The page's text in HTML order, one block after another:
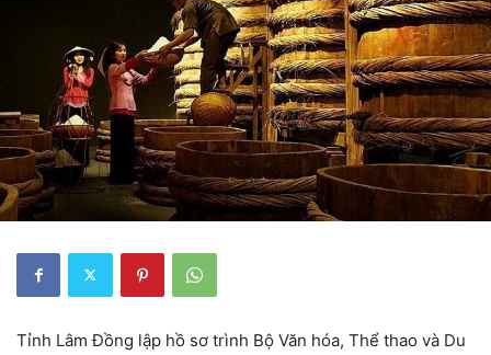
Tỉnh Lâm Đồng lập hồ sơ trình Bộ Văn hóa, Thể thao và Du